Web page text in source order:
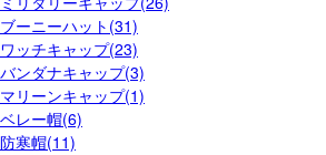
ブーニーハット(31)
ワッチキャップ(23)
バンダナキャップ(3)
マリーンキャップ(1)
ベレー帽(6)
防寒帽(11)